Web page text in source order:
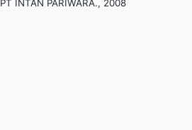
PT INTAN PARIWARA., 2008